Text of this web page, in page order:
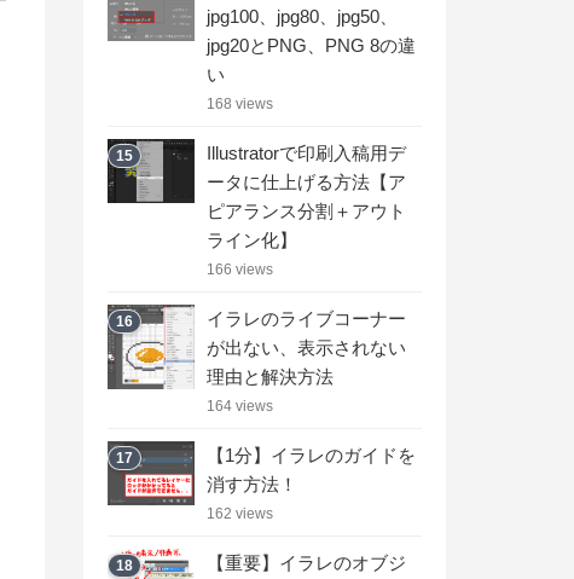
jpg100、jpg80、jpg50、
jpg20とPNG、PNG 8の違
い
168 views
15
Illustratorで印刷入稿用デ
ータに仕上げる方法【ア
ピアランス分割＋アウト
ライン化】
166 views
16
イラレのライブコーナー
が出ない、表示されない
理由と解決方法
164 views
17
【1分】イラレのガイドを
消す方法！
162 views
18
【重要】イラレのオブジ